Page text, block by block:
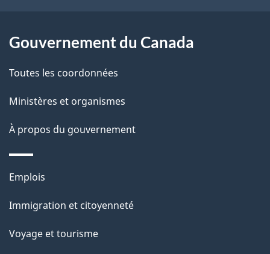
d
e
p
a
site
Gouvernement du Canada
Toutes les coordonnées
Ministères et organismes
À propos du gouvernement
Thèmes
sujets
Emplois
Immigration et citoyenneté
Voyage et tourisme